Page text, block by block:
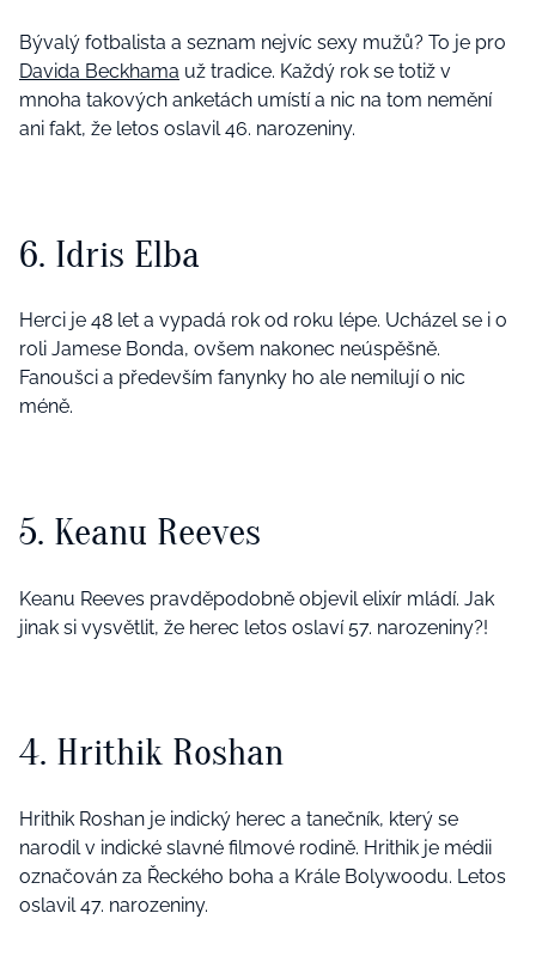
Bývalý fotbalista a seznam nejvíc sexy mužů? To je pro
Davida Beckhama už tradice. Každý rok se totiž v
mnoha takových anketách umístí a nic na tom nemění
ani fakt, že letos oslavil 46. narozeniny.
6. Idris Elba
Herci je 48 let a vypadá rok od roku lépe. Ucházel se i o
roli Jamese Bonda, ovšem nakonec neúspěšně.
Fanoušci a především fanynky ho ale nemilují o nic
méně.
5. Keanu Reeves
Keanu Reeves pravděpodobně objevil elixír mládí. Jak
jinak si vysvětlit, že herec letos oslaví 57. narozeniny?!
4. Hrithik Roshan
Hrithik Roshan je indický herec a tanečník, který se
narodil v indické slavné filmové rodině. Hrithik je médii
označován za Řeckého boha a Krále Bolywoodu. Letos
oslavil 47. narozeniny.